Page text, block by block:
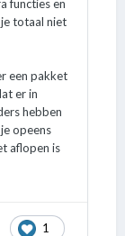
functies en
totaal niet
een pakket
er in
hebben
opeens
aflopen is
1